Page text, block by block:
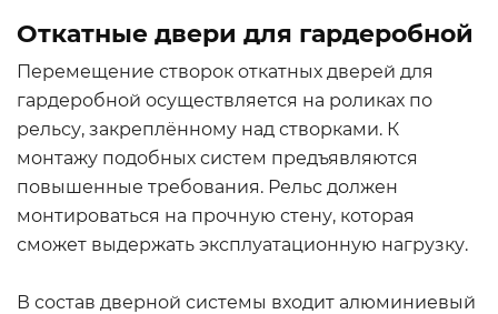
Откатные двери для гардеробной
Перемещение створок откатных дверей для
гардеробной осуществляется на роликах по
рельсу, закреплённому над створками. К
монтажу подобных систем предъявляются
повышенные требования. Рельс должен
монтироваться на прочную стену, которая
сможет выдержать эксплуатационную нагрузку.
В состав дверной системы входит алюминиевый